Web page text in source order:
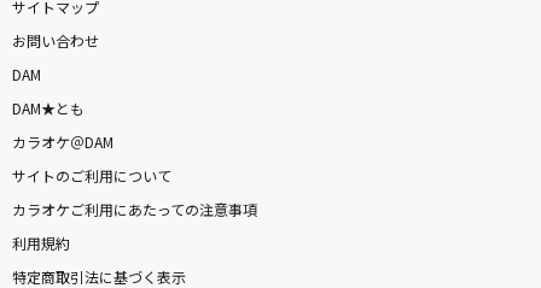
サイトマップ
お問い合わせ
DAM
DAM★とも
カラオケ＠DAM
サイトのご利用について
カラオケご利用にあたっての注意事項
利用規約
特定商取引法に基づく表示